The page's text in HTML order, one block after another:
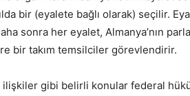
bir (eyalete bağlı olarak) seçilir.
sonra her eyalet, Almanya’nın
bir takım temsilciler görevlendirir.
ilişkiler gibi belirli konular federal